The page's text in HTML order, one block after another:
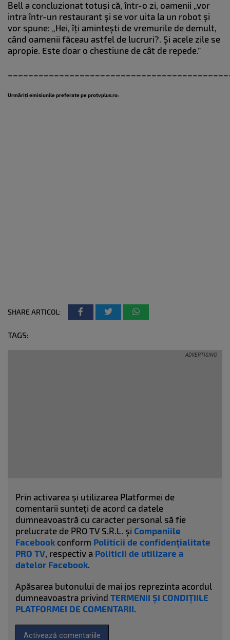
Bell a concluzionat totuși că, într-o zi, oamenii „vor
intra într-un restaurant și se vor uita la un robot și
vor spune: „Hei, îți amintești de vremurile de demult,
când oamenii făceau astfel de lucruri?. Și acele zile se
apropie. Este doar o chestiune de cât de repede.”
Urmăriți emisiunile preferate pe protvplus.ro:
SHARE ARTICOL:
TAGS:
Prin activarea și utilizarea Platformei de
comentarii sunteți de acord ca datele
dumneavoastră cu caracter personal să fie
prelucrate de PRO TV S.R.L. și Companiile
Facebook conform Politicii de confidențialitate
PRO TV, respectiv a Politicii de utilizare a
datelor Facebook.
Apăsarea butonului de mai jos reprezinta acordul
dumneavoastra privind TERMENII ȘI CONDIȚIILE
PLATFORMEI DE COMENTARII.
Activează comentariile